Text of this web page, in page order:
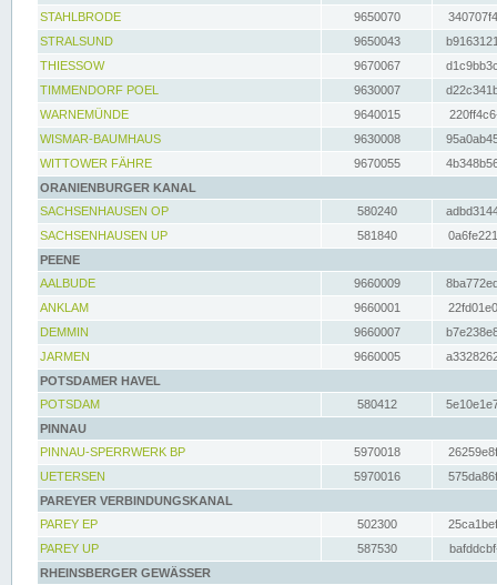
STAHLBRODE
9650070
STRALSUND
9650043
THIESSOW
9670067
TIMMENDORF POEL
9630007
WARNEMÜNDE
9640015
WISMAR-BAUMHAUS
9630008
WITTOWER FÄHRE
9670055
ORANIENBURGER KANAL
SACHSENHAUSEN OP
580240
SACHSENHAUSEN UP
581840
PEENE
AALBUDE
9660009
ANKLAM
9660001
DEMMIN
9660007
JARMEN
9660005
POTSDAMER HAVEL
POTSDAM
580412
PINNAU
PINNAU-SPERRWERK BP
5970018
UETERSEN
5970016
PAREYER VERBINDUNGSKANAL
PAREY EP
502300
PAREY UP
587530
RHEINSBERGER GEWÄSSER